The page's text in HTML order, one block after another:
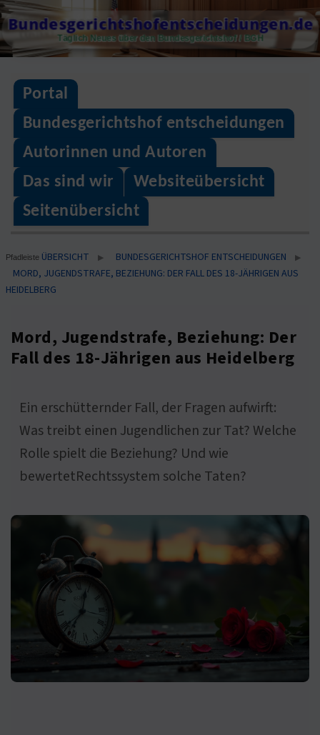
Skip
to
content
Bundesgerichtshofentscheidungen.de
Täglich Neues über den Bundesgerichtshof / BGH
Portal
Bundesgerichtshof entscheidungen
Autorinnen und Autoren
Das sind wir
Websiteübersicht
Seitenübersicht
Pfadleiste ÜBERSICHT ▶ BUNDESGERICHTSHOF ENTSCHEIDUNGEN ▶
MORD, JUGENDSTRAFE, BEZIEHUNG: DER FALL DES 18-JÄHRIGEN AUS
HEIDELBERG
Mord, Jugendstrafe, Beziehung: Der
Fall des 18-Jährigen aus Heidelberg
Ein erschütternder Fall, der Fragen aufwirft:
Was treibt einen Jugendlichen zur Tat? Welche
Rolle spielt die Beziehung? Und wie
bewertetRechtssystem solche Taten?